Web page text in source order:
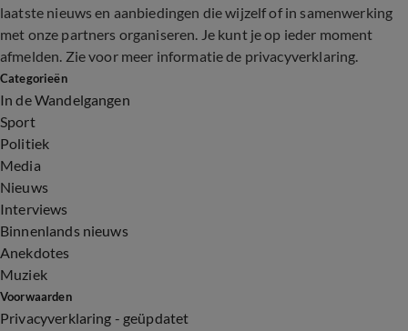
laatste nieuws en aanbiedingen die wijzelf of in samenwerking
met onze partners organiseren. Je kunt je op ieder moment
afmelden. Zie voor meer informatie de privacyverklaring.
Categorieën
In de Wandelgangen
Sport
Politiek
Media
Nieuws
Interviews
Binnenlands nieuws
Anekdotes
Muziek
Voorwaarden
Privacyverklaring - geüpdatet